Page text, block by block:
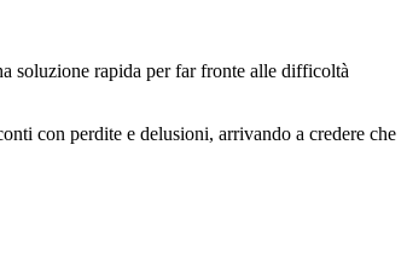
soluzione rapida per far fronte alle difficoltà
con perdite e delusioni, arrivando a credere che